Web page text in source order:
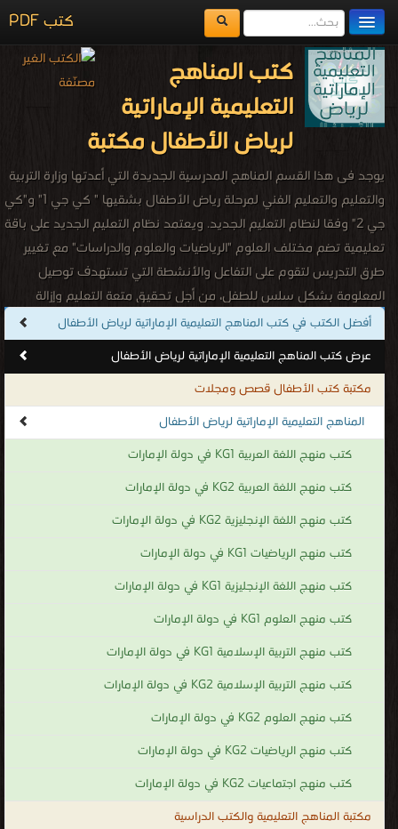
كتب PDF
مكتبة الكتب
المكتبات
يُقرأ حالياً
اضف كتاب
كتب المناهج
التعليمية الإماراتية
لرياض الأطفال مكتبة
يوجد فى هذا القسم المناهج المدرسية الجديدة التي أعدتها وزارة التربية
والتعليم والتعليم الفني لمرحلة رياض الأطفال بشقيها " كي جي 1" و"كي
جي 2" وفقا لنظام التعليم الجديد. ويعتمد نظام التعليم الجديد على باقة
تعليمية تضم مختلف العلوم "الرياضيات والعلوم والدراسات" مع تغيير
طرق التدريس لتقوم على التفاعل والأنشطة التي تستهدف توصيل
المعلومة بشكل سلس للطفل، من أجل تحقيق متعة التعليم وإزالة
الضغط النفسي من الطلاب وتحبيبهم في المدرسة.
كتب المناهج التعليمية الإماراتية لرياض الأطفال
.
أفضل الكتب في كتب المناهج التعليمية الإماراتية لرياض الأطفال
عرض كتب المناهج التعليمية الإماراتية لرياض الأطفال
مكتبة كتب الأطفال قصص ومجلات
المناهج التعليمية الإماراتية لرياض الأطفال
كتب منهج اللغة العربية KG1 في دولة الإمارات
كتب منهج اللغة العربية KG2 في دولة الإمارات
كتب منهج اللغة الإنجليزية KG2 في دولة الإمارات
كتب منهج الرياضيات KG1 في دولة الإمارات
كتب منهج اللغة الإنجليزية KG1 في دولة الإمارات
كتب منهج العلوم KG1 في دولة الإمارات
كتب منهج التربية الإسلامية KG1 في دولة الإمارات
كتب منهج التربية الإسلامية KG2 في دولة الإمارات
كتب منهج العلوم KG2 في دولة الإمارات
كتب منهج الرياضيات KG2 في دولة الإمارات
كتب منهج اجتماعيات KG2 في دولة الإمارات
مكتبة المناهج التعليمية والكتب الدراسية